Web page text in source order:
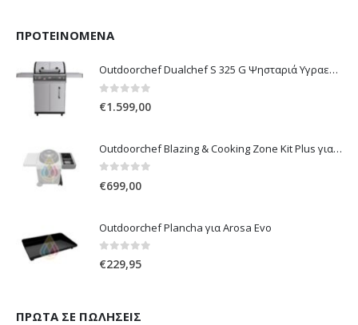
ΠΡΟΤΕΙΝΌΜΕΝΑ
Outdoorchef Dualchef S 325 G Ψησταριά Υγραερίου
€1.599,00
Outdoorchef Blazing & Cooking Zone Kit Plus για Ψησταριά Arosa Evo
€699,00
Outdoorchef Plancha για Arosa Evo
0out of 5
€229,95
ΠΡΏΤΑ ΣΕ ΠΩΛΉΣΕΙΣ